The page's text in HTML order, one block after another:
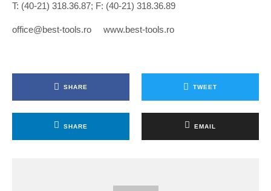
T: (40-21) 318.36.87; F: (40-21) 318.36.89
office@best-tools.ro www.best-tools.ro
SHARE TWEET
SHARE EMAIL